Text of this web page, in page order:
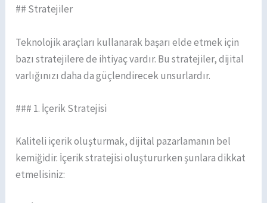
## Stratejiler
Teknolojik araçları kullanarak başarı elde etmek için
bazı stratejilere de ihtiyaç vardır. Bu stratejiler, dijital
varlığınızı daha da güçlendirecek unsurlardır.
### 1. İçerik Stratejisi
Kaliteli içerik oluşturmak, dijital pazarlamanın bel
kemiğidir. İçerik stratejisi oluştururken şunlara dikkat
etmelisiniz: